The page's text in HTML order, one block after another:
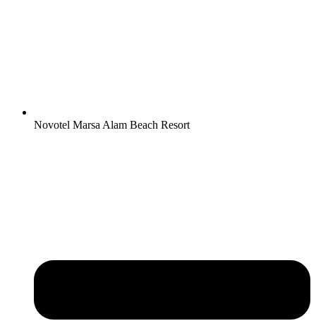
Novotel Marsa Alam Beach Resort